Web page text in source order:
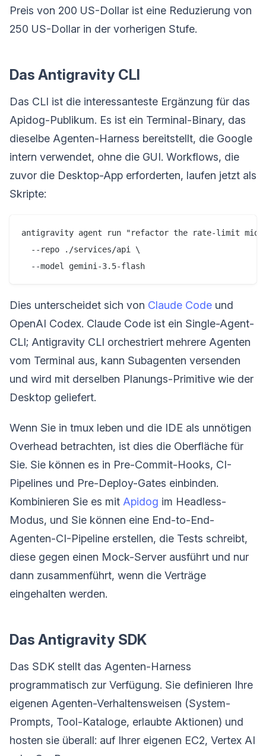
Preis von 200 US-Dollar ist eine Reduzierung von
250 US-Dollar in der vorherigen Stufe.
Das Antigravity CLI
Das CLI ist die interessanteste Ergänzung für das
Apidog-Publikum. Es ist ein Terminal-Binary, das
dieselbe Agenten-Harness bereitstellt, die Google
intern verwendet, ohne die GUI. Workflows, die
zuvor die Desktop-App erforderten, laufen jetzt als
Skripte:
antigravity agent run "refactor the rate-limit
  --repo ./services/api \
Dies unterscheidet sich von Claude Code und
OpenAI Codex. Claude Code ist ein Single-Agent-
CLI; Antigravity CLI orchestriert mehrere Agenten
vom Terminal aus, kann Subagenten versenden
und wird mit derselben Planungs-Primitive wie der
Desktop geliefert.
Wenn Sie in tmux leben und die IDE als unnötigen
Overhead betrachten, ist dies die Oberfläche für
Sie. Sie können es in Pre-Commit-Hooks, CI-
Pipelines und Pre-Deploy-Gates einbinden.
Kombinieren Sie es mit Apidog im Headless-
Modus, und Sie können eine End-to-End-
Agenten-CI-Pipeline erstellen, die Tests schreibt,
diese gegen einen Mock-Server ausführt und nur
dann zusammenführt, wenn die Verträge
eingehalten werden.
Das Antigravity SDK
Das SDK stellt das Agenten-Harness
programmatisch zur Verfügung. Sie definieren Ihre
eigenen Agenten-Verhaltensweisen (System-
Prompts, Tool-Kataloge, erlaubte Aktionen) und
hosten sie überall: auf Ihrer eigenen EC2, Vertex AI